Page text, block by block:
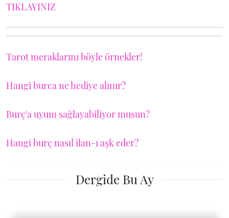
TIKLAYINIZ
Tarot meraklarını böyle örnekler!
Hangi burca ne hediye alınır?
Burç'a uyum sağlayabiliyor musun?
Hangi burç nasıl ilan-ı aşk eder?
Dergide Bu Ay